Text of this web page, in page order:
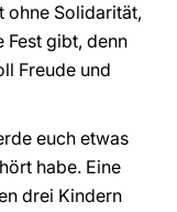
ohne Solidarität,
Fest gibt, denn
Freude und
euch etwas
habe. Eine
drei Kindern